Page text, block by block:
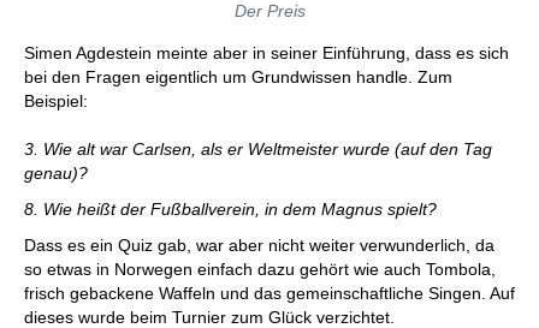
Der Preis
Simen Agdestein meinte aber in seiner Einführung, dass es sich
bei den Fragen eigentlich um Grundwissen handle. Zum
Beispiel:
3. Wie alt war Carlsen, als er Weltmeister wurde (auf den Tag
genau)?
8. Wie heißt der Fußballverein, in dem Magnus spielt?
Dass es ein Quiz gab, war aber nicht weiter verwunderlich, da
so etwas in Norwegen einfach dazu gehört wie auch Tombola,
frisch gebackene Waffeln und das gemeinschaftliche Singen. Auf
dieses wurde beim Turnier zum Glück verzichtet.